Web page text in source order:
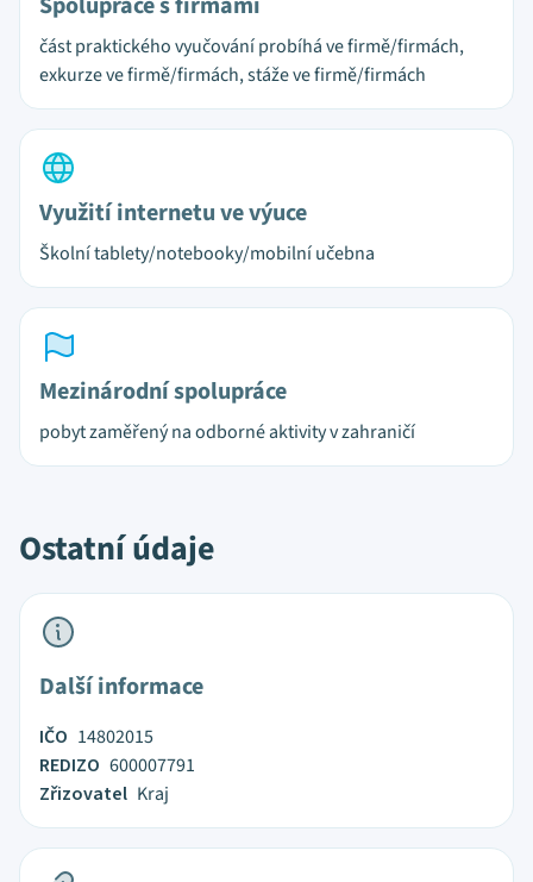
část praktického vyučování probíhá ve firmě/firmách,
exkurze ve firmě/firmách, stáže ve firmě/firmách
Využití internetu ve výuce
Školní tablety/notebooky/mobilní učebna
Mezinárodní spolupráce
pobyt zaměřený na odborné aktivity v zahraničí
Ostatní údaje
Další informace
IČO 14802015
REDIZO 600007791
Zřizovatel Kraj